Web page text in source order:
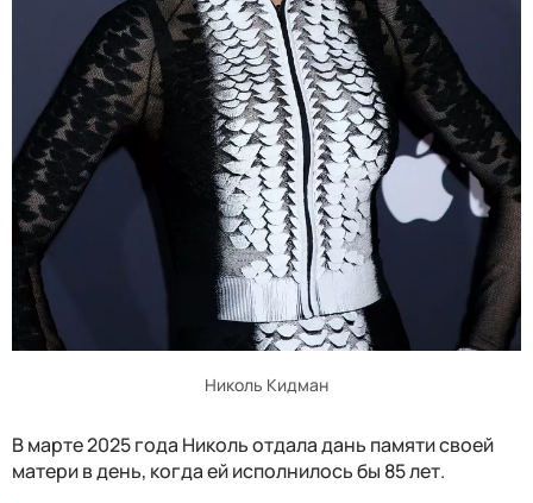
Николь Кидман
В марте 2025 года Николь отдала дань памяти своей
матери в день, когда ей исполнилось бы 85 лет.